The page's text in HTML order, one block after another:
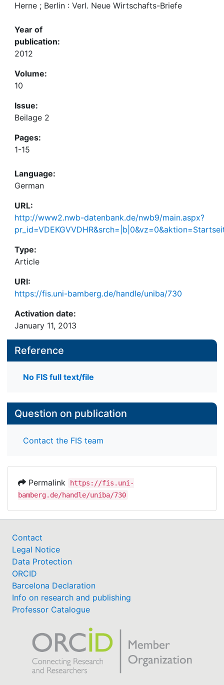
Herne ; Berlin : Verl. Neue Wirtschafts-Briefe
Year of
publication:
2012
Volume:
10
Issue:
Beilage 2
Pages:
1-15
Language:
German
URL:
http://www2.nwb-datenbank.de/nwb9/main.aspx?
Type:
Article
URI:
https://fis.uni-bamberg.de/handle/uniba/730
Activation date:
January 11, 2013
Reference
No FIS full text/file
Question on publication
Contact the FIS team
Permalink
https://fis.uni-
bamberg.de/handle/uniba/730
Contact
Legal Notice
Data Protection
ORCID
Barcelona Declaration
Info on research and publishing
Professor Catalogue